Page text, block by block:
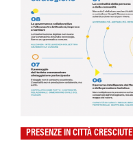
PRESENZE IN CITTÀ CRESCIUTE